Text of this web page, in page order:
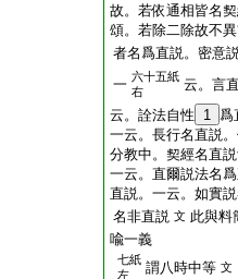
故。若依通相皆名
頌。若除二除故不
者名爲直説。密意
一 六十五紙
右
云。言
云。詮法自性
1 爲
一云。長行名直説
分教中。契經名直
一云。直爾説法名
直説。一云。如實
名非直説 文 此與料
喩一義
七紙
左
謂八時中等 文